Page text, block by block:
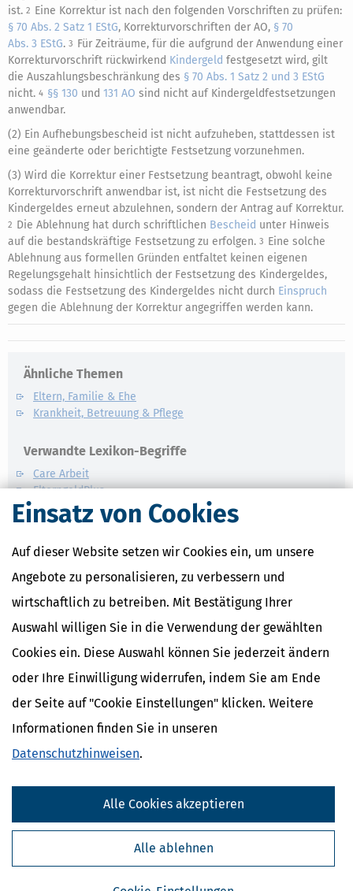
Einsatz von Cookies
Auf dieser Website setzen wir Cookies ein, um unsere
Angebote zu personalisieren, zu verbessern und
wirtschaftlich zu betreiben. Mit Bestätigung Ihrer
Auswahl willigen Sie in die Verwendung der gewählten
Cookies ein. Diese Auswahl können Sie jederzeit ändern
oder Ihre Einwilligung widerrufen, indem Sie am Ende
der Seite auf "Cookie Einstellungen" klicken. Weitere
Informationen finden Sie in unseren
Datenschutzhinweisen.
Alle ablehnen
Alle Cookies akzeptieren
ist. 2 Eine Korrektur ist nach den folgenden Vorschriften zu prüfen:
§ 70 Abs. 2 Satz 1 EStG, Korrekturvorschriften der AO, § 70
Abs. 3 EStG. 3 Für Zeiträume, für die aufgrund der Anwendung einer
Korrekturvorschrift rückwirkend Kindergeld festgesetzt wird, gilt
die Auszahlungsbeschränkung des § 70 Abs. 1 Satz 2 und 3 EStG
nicht. 4 §§ 130 und 131 AO sind nicht auf Kindergeldfestsetzungen
anwendbar.
(2) Ein Aufhebungsbescheid ist nicht aufzuheben, stattdessen ist
eine geänderte oder berichtigte Festsetzung vorzunehmen.
(3) Wird die Korrektur einer Festsetzung beantragt, obwohl keine
Korrekturvorschrift anwendbar ist, ist nicht die Festsetzung des
Kindergeldes erneut abzulehnen, sondern der Antrag auf Korrektur.
2 Die Ablehnung hat durch schriftlichen Bescheid unter Hinweis
auf die bestandskräftige Festsetzung zu erfolgen. 3 Eine solche
Ablehnung aus formellen Gründen entfaltet keinen eigenen
Regelungsgehalt hinsichtlich der Festsetzung des Kindergeldes,
sodass die Festsetzung des Kindergeldes nicht durch Einspruch
gegen die Ablehnung der Korrektur angegriffen werden kann.
Ähnliche Themen
Eltern, Familie & Ehe
Krankheit, Betreuung & Pflege
Verwandte Lexikon-Begriffe
Care Arbeit
ElterngeldPlus
Unterhaltshöchstbetrag
Kindesunterhalt
Steuertipps Selbstständige